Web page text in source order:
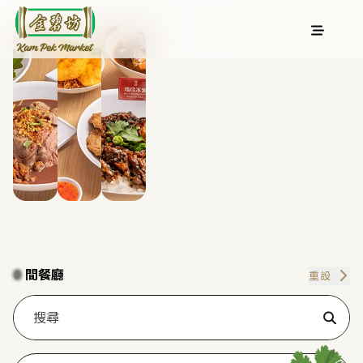
0 間餐廳 重設